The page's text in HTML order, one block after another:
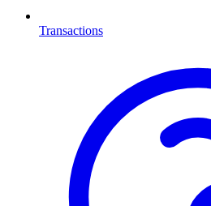
Transactions